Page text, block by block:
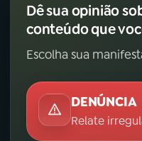
Dê sua opinião
conteúdo que
Escolha sua
DENÚNCIA
Relate